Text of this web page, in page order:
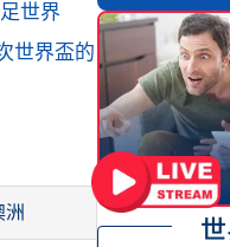
世界
世界盃的
洲